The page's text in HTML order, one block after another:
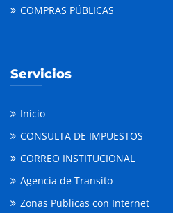
COMPRAS PÚBLICAS
Servicios
Inicio
CONSULTA DE IMPUESTOS
CORREO INSTITUCIONAL
Agencia de Transito
Zonas Publicas con Internet